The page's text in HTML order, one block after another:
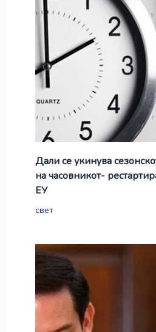
Дали се укинува
на часовникот-
ЕУ
свет